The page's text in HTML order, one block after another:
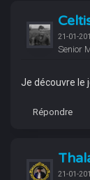
21-01-
Senior
Je découvre le
Répondre
21-01-